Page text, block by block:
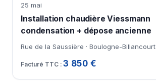
25 mai
Installation chaudière Viessmann
condensation + dépose ancienne
Rue de la Saussière · Boulogne-Billancourt
3 850 €